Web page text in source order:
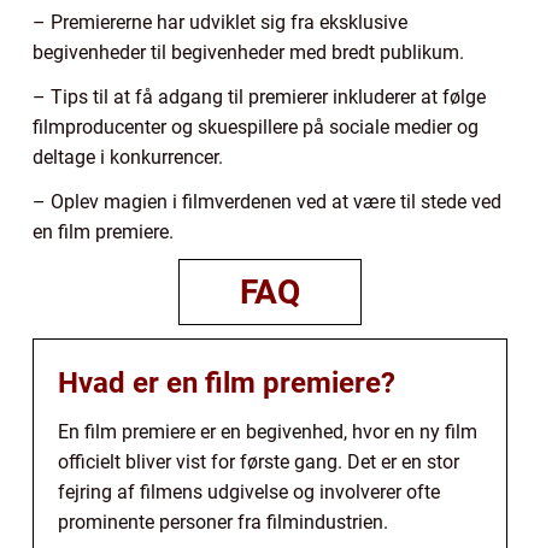
– Premiererne har udviklet sig fra eksklusive
begivenheder til begivenheder med bredt publikum.
– Tips til at få adgang til premierer inkluderer at følge
filmproducenter og skuespillere på sociale medier og
deltage i konkurrencer.
– Oplev magien i filmverdenen ved at være til stede ved
en film premiere.
FAQ
Hvad er en film premiere?
En film premiere er en begivenhed, hvor en ny film
officielt bliver vist for første gang. Det er en stor
fejring af filmens udgivelse og involverer ofte
prominente personer fra filmindustrien.